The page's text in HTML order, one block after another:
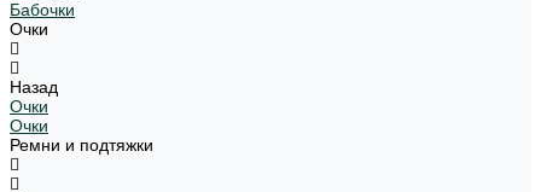
Бабочки
Очки
Назад
Очки
Очки
Ремни и подтяжки